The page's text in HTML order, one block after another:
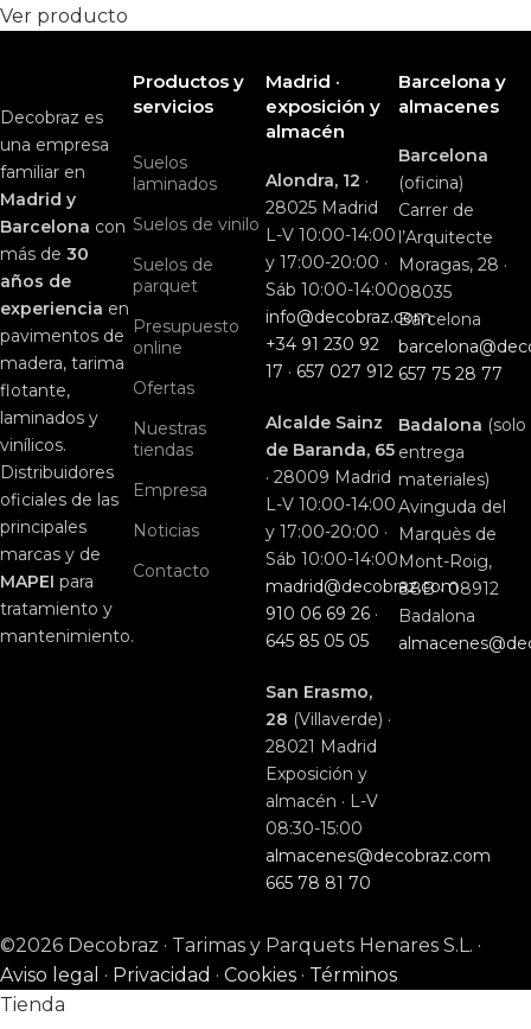
Ver producto
Decobraz es
una empresa
familiar en
Madrid y
Barcelona con
más de 30
años de
experiencia en
pavimentos de
madera, tarima
flotante,
laminados y
vinílicos.
Distribuidores
oficiales de las
principales
marcas y de
MAPEI para
tratamiento y
mantenimiento.
Productos y
servicios
Suelos
laminados
Suelos de vinilo
Suelos de
parquet
Presupuesto
online
Ofertas
Nuestras
tiendas
Empresa
Noticias
Contacto
Madrid ·
exposición y
almacén
Alondra, 12 ·
28025 Madrid
L-V 10:00-14:00
y 17:00-20:00 ·
Sáb 10:00-14:00
info@decobraz.com
+34 91 230 92
17 · 657 027 912
Alcalde Sainz
de Baranda, 65
· 28009 Madrid
L-V 10:00-14:00
y 17:00-20:00 ·
Sáb 10:00-14:00
madrid@decobraz.com
910 06 69 26 ·
645 85 05 05
San Erasmo,
28 (Villaverde) ·
28021 Madrid
Exposición y
almacén · L-V
08:30-15:00
almacenes@decobraz.com
665 78 81 70
Barcelona y
almacenes
Barcelona
(oficina)
Carrer de
l’Arquitecte
Moragas, 28 ·
08035
Barcelona
657 75 28 77
Badalona (solo
entrega
materiales)
Avinguda del
Marquès de
Mont-Roig,
88B · 08912
Badalona
©2026 Decobraz · Tarimas y Parquets Henares S.L. ·
Aviso legal · Privacidad · Cookies · Términos
Tienda